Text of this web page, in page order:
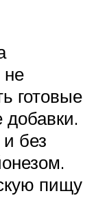
не
готовые
добавки.
без
пищу